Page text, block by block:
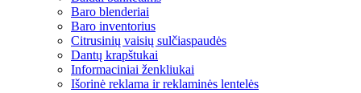
Baro blenderiai
Baro inventorius
Citrusinių vaisių sulčiaspaudės
Dantų krapštukai
Informaciniai ženkliukai
Išorinė reklama ir reklaminės lentelės